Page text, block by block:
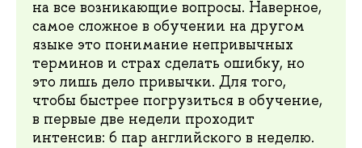
на все возникающие вопросы. Наверное,
самое сложное в обучении на другом
языке это понимание непривычных
терминов и страх сделать ошибку, но
это лишь дело привычки. Для того,
чтобы быстрее погрузиться в обучение,
в первые две недели проходит
интенсив: 6 пар английского в неделю.